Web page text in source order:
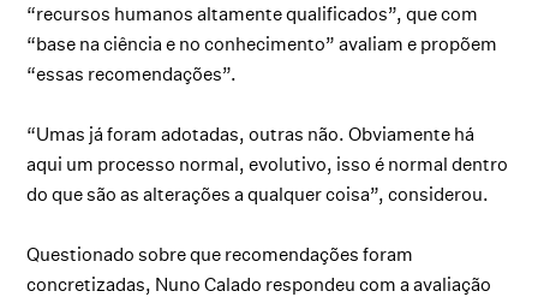
“recursos humanos altamente qualificados”, que com
“base na ciência e no conhecimento” avaliam e propõem
“essas recomendações”.
“Umas já foram adotadas, outras não. Obviamente há
aqui um processo normal, evolutivo, isso é normal dentro
do que são as alterações a qualquer coisa”, considerou.
Questionado sobre que recomendações foram
concretizadas, Nuno Calado respondeu com a avaliação